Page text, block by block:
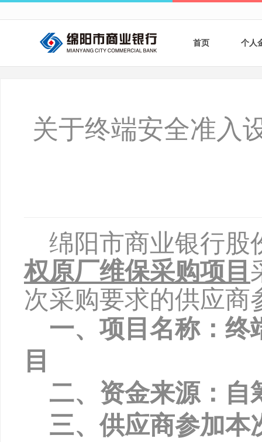
首页 个人
银
关于终端安全准入
绵阳市商业银行股
权原厂维保采购项目
次采购要求的供应商
一、项目名称： 终
目
二、资金来源：自
三、供应商参加本